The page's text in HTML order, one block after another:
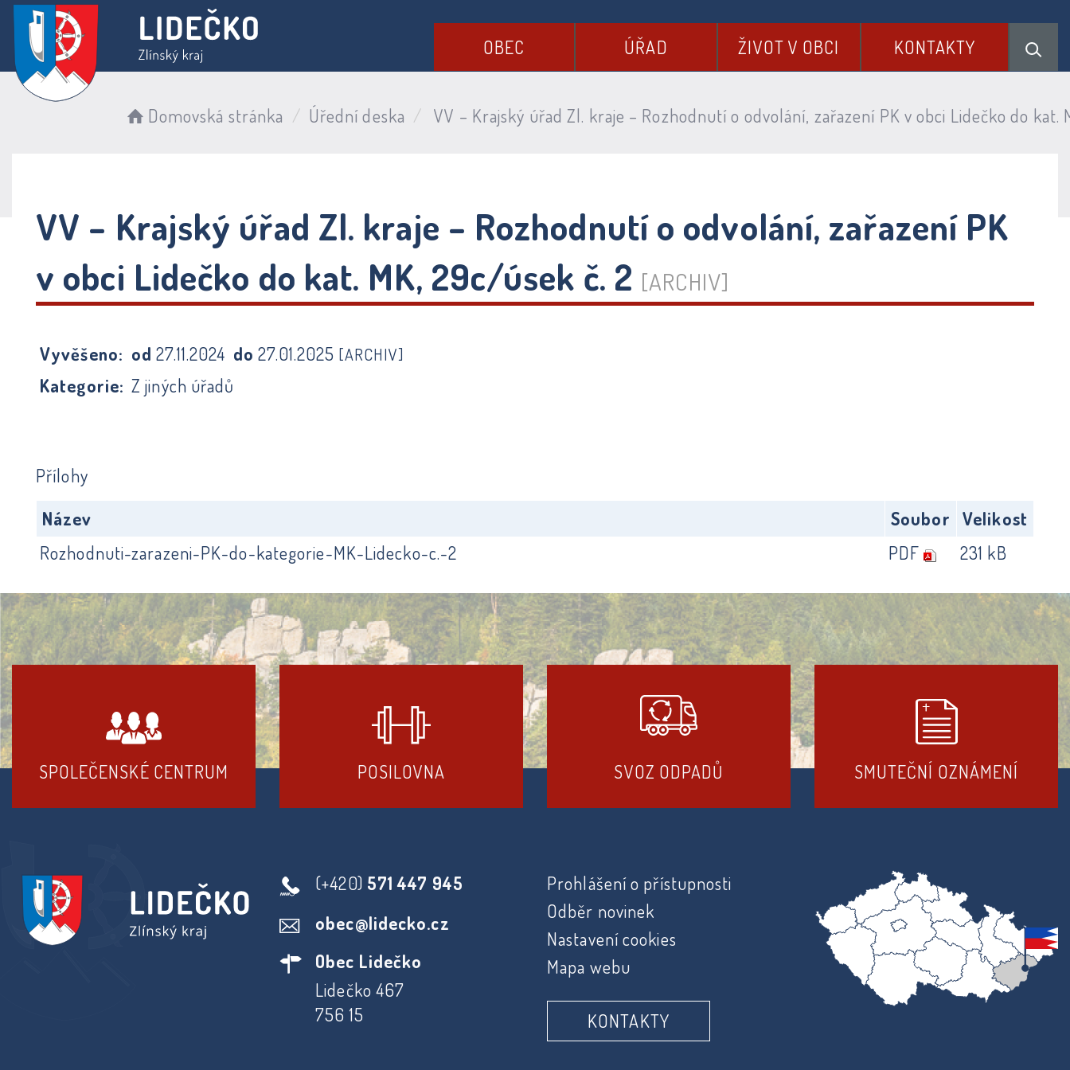
OBEC ÚŘAD ŽIVOT V OBCI KONTAKTY
Domovská stránka Úřední deska VV – Krajský úřad Zl. kraje – Rozhodnutí o odvolání, zařazení PK v obci Lidečko do kat.
VV – Krajský úřad Zl. kraje – Rozhodnutí o odvolání, zařazení PK
v obci Lidečko do kat. MK, 29c/úsek č. 2 [ARCHIV]
Vyvěšeno: od27.11.2024 do27.01.2025 [ARCHIV]
Kategorie: Z jiných úřadů
Přílohy
Název
Soubor
Velikost
Rozhodnuti-zarazeni-PK-do-kategorie-MK-Lidecko-c.-2
PDF 231 kB
SPOLEČENSKÉ CENTRUM POSILOVNA SVOZ ODPADŮ SMUTEČNÍ OZNÁMENÍ
(+420) 571 447 945
obec@lidecko.cz
Obec Lidečko
Lidečko 467
756 15
Prohlášení o přístupnosti
Odběr novinek
Nastavení cookies
Mapa webu
KONTAKTY